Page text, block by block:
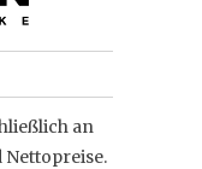
an
Nettopreise.